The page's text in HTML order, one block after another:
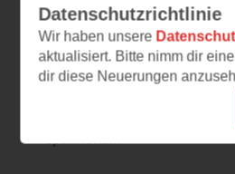
Wandelwald 1. Das
29.07.2026 – 11:56
Spannend und
Das Buchcover ist schön
Datenschutzrichtlinie
Wir haben unsere
aktualisiert. Bitte nimm dir
dir diese Neuerungen